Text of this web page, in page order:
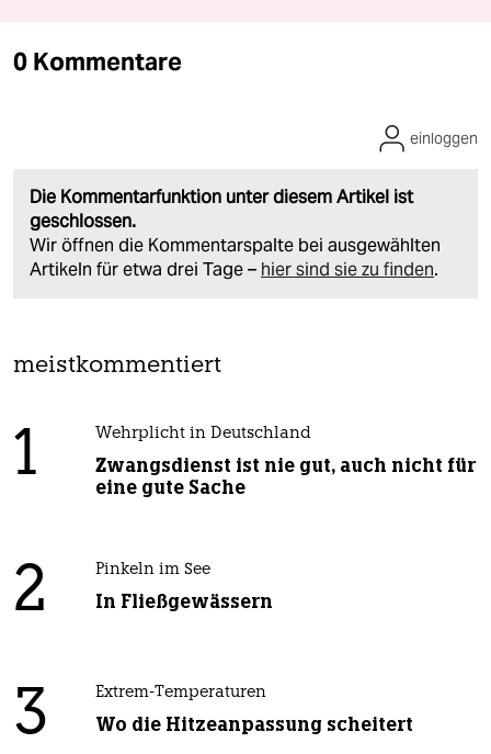
0 Kommentare
Die Kommentarfunktion unter diesem Artikel ist
geschlossen.
Wir öffnen die Kommentarspalte bei ausgewählten
Artikeln für etwa drei Tage – hier sind sie zu finden.
einloggen
meistkommentiert
1 Wehrplicht in Deutschland
Zwangsdienst ist nie gut, auch nicht für
eine gute Sache
2 Pinkeln im See
In Fließgewässern
3 Extrem-Temperaturen
Wo die Hitzeanpassung scheitert